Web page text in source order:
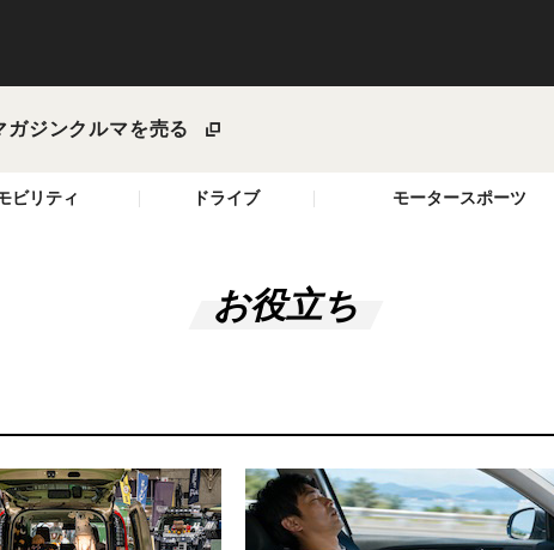
ガジンクルマを売る
ビリティ ドライブ モータースポーツ
お役立ち